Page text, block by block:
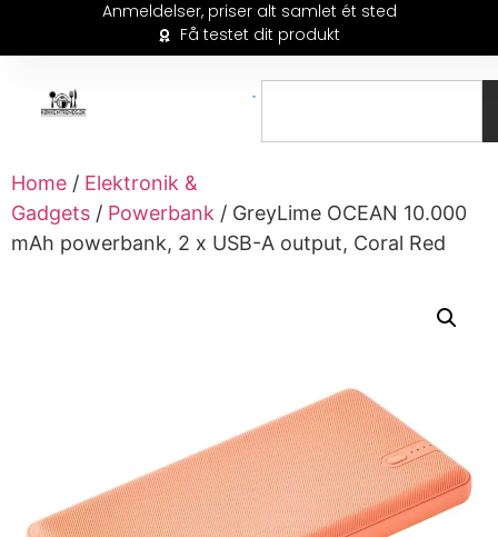
Anmeldelser, priser alt samlet ét sted
Få testet dit produkt
Home / Elektronik &
Gadgets / Powerbank / GreyLime OCEAN 10.000
mAh powerbank, 2 x USB-A output, Coral Red